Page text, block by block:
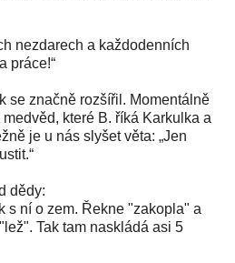
nezdarech a každodenních
práce!“
se značně rozšířil. Momentálně
které B. říká Karkulka a
je u nás slyšet věta: „Jen
dědy:
s ní o zem. Řekne "zakopla" a
Tak tam naskládá asi 5